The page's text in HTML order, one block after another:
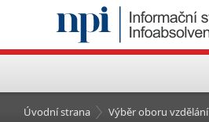
Úvodní strana Výběr oboru vzdělání